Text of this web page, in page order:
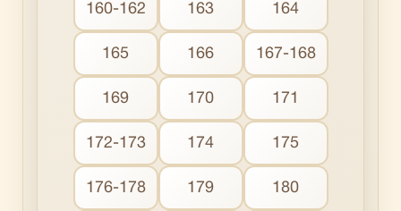
160-162 163 164
165 166 167-168
169 170 171
172-173 174 175
176-178 179 180